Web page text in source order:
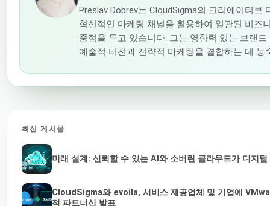
Preslav Dobrev는 CloudSigma의 크리에이티브
혁신적인 마케팅 채널을 활용하여 일관된 비즈
중점을 두고 있습니다. 그는 영향력 있는 브랜
예술적 비전과 전략적 마케팅을 결합하는 데 능
최신 게시물
미래 설계: 신뢰할 수 있는 AI와 소버린 클라우드가 디지
CloudSigma와 evoila, 서비스 제공업체 및 기업에
적 파트너십 발표